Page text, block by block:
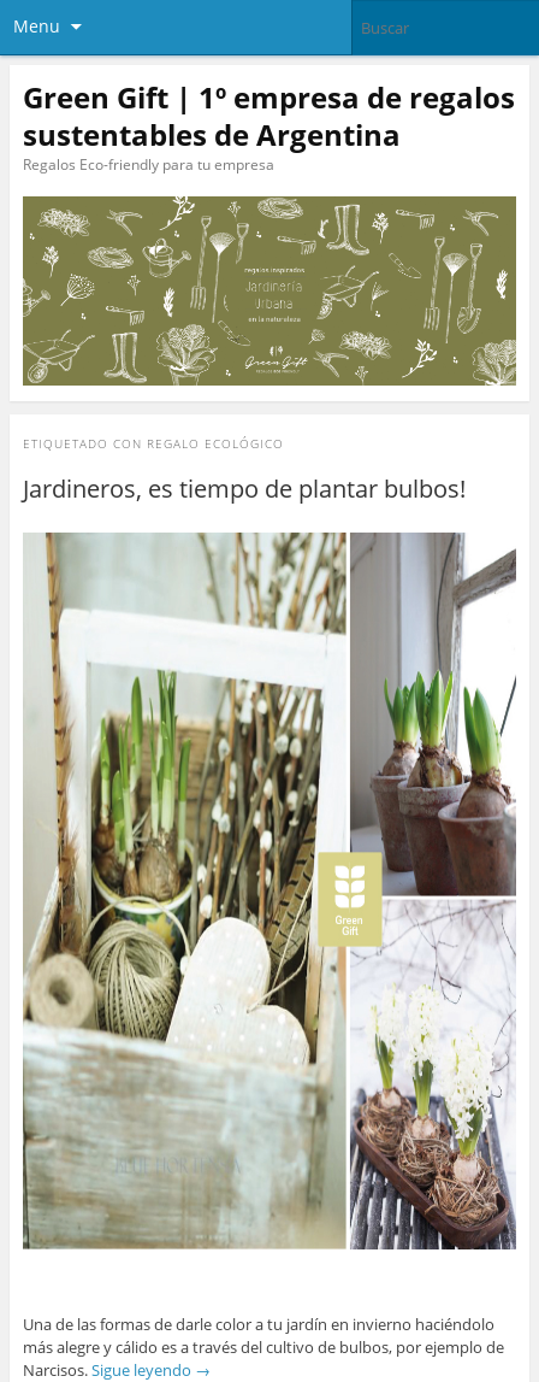
Menu
Green Gift | 1º empresa de regalos
sustentables de Argentina
Regalos Eco-friendly para tu empresa
ETIQUETADO CON REGALO ECOLÓGICO
Jardineros, es tiempo de plantar bulbos!
Una de las formas de darle color a tu jardín en invierno haciéndolo
más alegre y cálido es a través del cultivo de bulbos, por ejemplo de
Narcisos.Sigue leyendo →